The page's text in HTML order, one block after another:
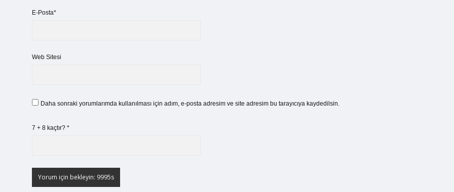
E-Posta*
Web Sitesi
Daha sonraki yorumlarımda kullanılması için adım, e-posta adresim ve site adresim bu tarayıcıya kaydedilsin.
7 + 8 kaçtır? *